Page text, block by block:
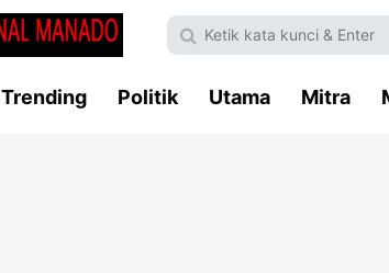
Trending Politik Utama Mitra